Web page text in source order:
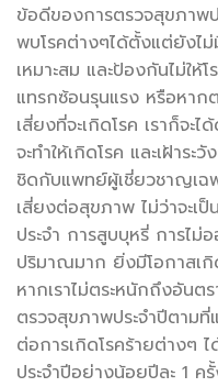
ข้อดีของการตรวจสุขภาพ
พบโรคต่างๆได้ตั้งแต่ยังไม่
เหมาะสม และป้องกันไม่ให้
แทรกซ้อนรุนแรง หรือหาก
เสี่ยงที่จะเกิดโรค เราก็จ
จะทำให้เกิดโรค และเฝ้า
ชิดกับแพทย์ผู้เชี่ยวชาญเฉ
เสี่ยงต่อสุขภาพ ไม่ว่าจะเป็
ประจำ การสูบบุหรี่ การไ
ปริมาณมาก ยิ่งมีโอกาสเ
หากเราไม่ตระหนักถึงอันต
ตรวจสุขภาพประจำปีตาม
ต่อการเกิดโรคร้ายต่างๆ
ประจำปีอย่างน้อยปีละ 1 ค